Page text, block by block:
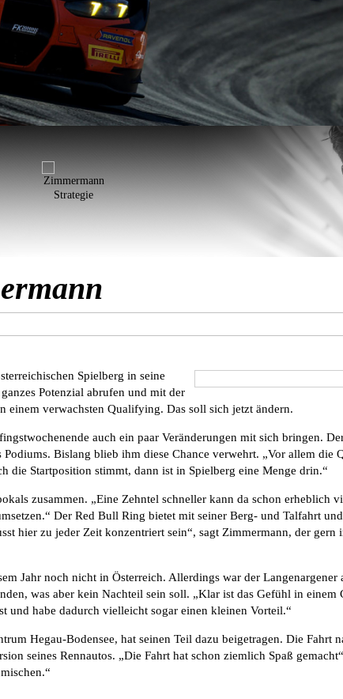
Spielberg in seine
Potenzial abrufen und mit der
einem verwachsten Qualifying. Das soll sich jetzt ändern.
auch ein paar Veränderungen mit sich bringen.
Bislang blieb ihm diese Chance verwehrt. „Vor allem die
die Startposition stimmt, dann ist in Spielberg eine Menge drin.“
zusammen. „Eine Zehntel schneller kann da schon erheblich
Der Red Bull Ring bietet mit seiner Berg- und Talfahrt
hier zu jeder Zeit konzentriert sein“, sagt Zimmermann, der gern
Jahr noch nicht in Österreich. Allerdings war der Langenargener
was aber kein Nachteil sein soll. „Klar ist das Gefühl in einem
und habe dadurch vielleicht sogar einen kleinen Vorteil.“
Hegau-Bodensee, hat seinen Teil dazu beigetragen. Die Fahrt
seines Rennautos. „Die Fahrt hat schon ziemlich Spaß